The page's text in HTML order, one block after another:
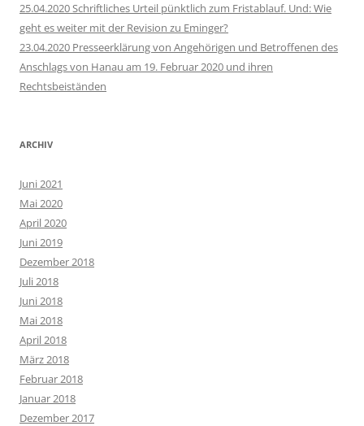
25.04.2020 Schriftliches Urteil pünktlich zum Fristablauf. Und: Wie
geht es weiter mit der Revision zu Eminger?
23.04.2020 Presseerklärung von Angehörigen und Betroffenen des
Anschlags von Hanau am 19. Februar 2020 und ihren
Rechtsbeiständen
ARCHIV
Juni 2021
Mai 2020
April 2020
Juni 2019
Dezember 2018
Juli 2018
Juni 2018
Mai 2018
April 2018
März 2018
Februar 2018
Januar 2018
Dezember 2017